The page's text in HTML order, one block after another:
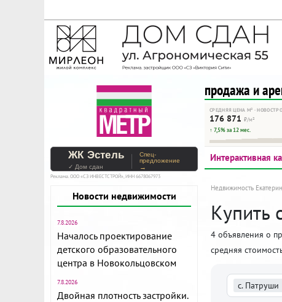
На Метре реклама -
Помогайте независимому
продажа и
СРЕДНЯЯ ЦЕНА М² ·
176 871 ₽/м²
↑ 7,5% за 12 мес.
ЖК Эстель
✓ Дом сдан
Спец-
предложение
→
Реклама. ООО «СЗ ИНВЕСТСТРОЙ», ИНН 6678067973
Новости недвижимости
7.8.2026
Началось проектирование
детского образовательного
центра в Новокольцовском
7.8.2026
Двойная плотность застройки.
Интерактивная
Недвижимость
Купить
4 объявления о
средняя
с. Патруши